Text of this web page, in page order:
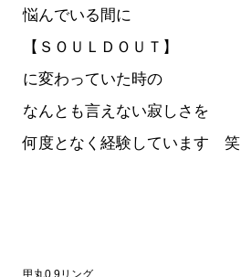
悩んでいる間に
【ＳＯＵＬＤＯＵＴ】
に変わっていた時の
なんとも言えない寂しさを
何度となく経験しています 笑
甲丸0.9リング